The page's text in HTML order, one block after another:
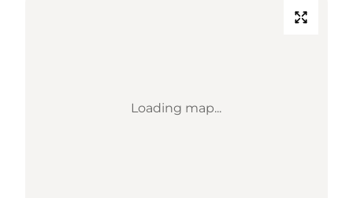
Loading map...